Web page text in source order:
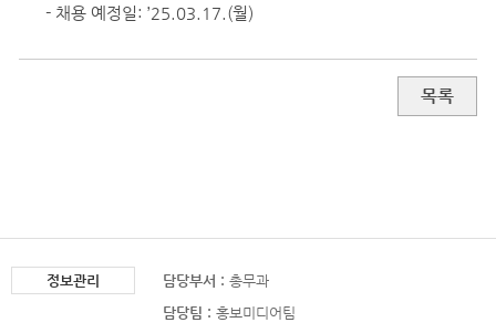
- 채용 예정일: ’25.03.17.(월)
목록
정보관리 담당부서 : 총무과
담당팀 : 홍보미디어팀